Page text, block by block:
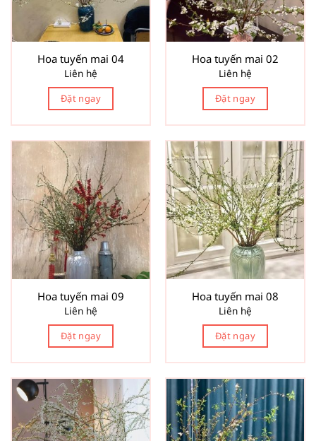
Hoa tuyến mai 04
Liên hệ
Đặt ngay
Hoa tuyến mai 02
Liên hệ
Đặt ngay
Hoa tuyến mai 09
Liên hệ
Đặt ngay
Hoa tuyến mai 08
Liên hệ
Đặt ngay